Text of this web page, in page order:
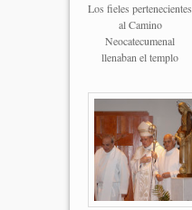
Los fieles pertenecientes
al Camino
Neocatecumenal
llenaban el templo